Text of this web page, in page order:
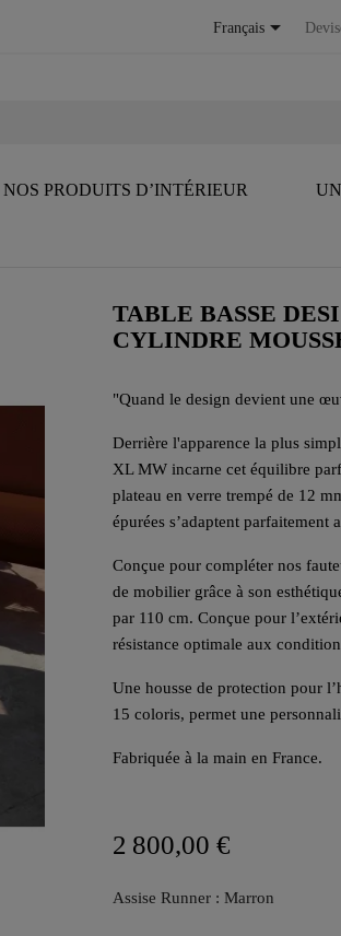
Français
NOS PRODUITS D’INTÉRIEUR
TABLE BASSE
CYLINDRE
"Quand le design devient une
Derrière l'apparence la plus
XL MW incarne cet équilibre
plateau en verre trempé de 12
épurées s’adaptent parfaitement
Conçue pour compléter nos
de mobilier grâce à son
par 110 cm. Conçue pour
résistance optimale aux
Une housse de protection pour
15 coloris, permet une
Fabriquée à la main en France.
2 800,00 €
Assise Runner : Marron